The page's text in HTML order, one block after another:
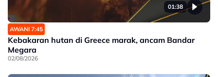
01:38
AWANI 7:45
Kebakaran hutan di Greece marak, ancam Bandar
Megara
02/08/2026